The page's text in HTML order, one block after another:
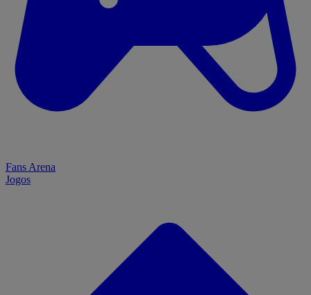
Fans Arena
Jogos